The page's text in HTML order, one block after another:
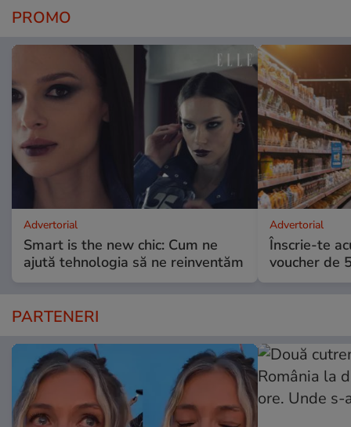
PROMO
Advertorial
Smart is the new chic: Cum ne
ajută tehnologia să ne reinventăm
Advertorial
Înscrie-te
voucher de
PARTENERI